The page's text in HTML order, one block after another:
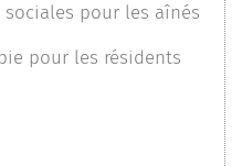
pour les aînés
pour les résidents